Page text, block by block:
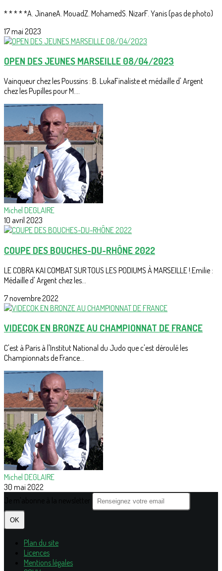
* * * * *A. JinaneA. MouadZ. MohamedS. NizarF. Yanis (pas de photo)
17 mai 2023
OPEN DES JEUNES MARSEILLE 08/04/2023
Vainqueur chez les Poussins : B. LukaFinaliste et médaille d' Argent
chez les Pupilles pour M....
Michel DEGLAIRE
10 avril 2023
COUPE DES BOUCHES-DU-RHÔNE 2022
LE COBRA KAI COMBAT SUR TOUS LES PODIUMS À MARSEILLE !.Emilie :
Médaille d' Argent chez les...
7 novembre 2022
VIDECOK EN BRONZE AU CHAMPIONNAT DE FRANCE
C'est à Paris à l'Institut National du Judo que c'est déroulé les
Championnats de France...
Michel DEGLAIRE
30 mai 2022
OK
Plan du site
Licences
Mentions légales